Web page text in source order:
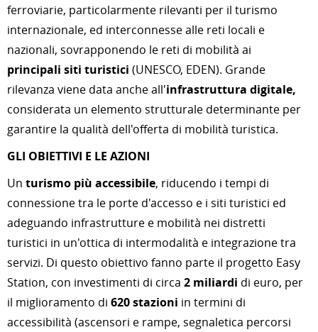
ferroviarie, particolarmente rilevanti per il turismo
internazionale, ed interconnesse alle reti locali e
nazionali, sovrapponendo le reti di mobilità ai
principali siti turistici (UNESCO, EDEN). Grande
rilevanza viene data anche all'infrastruttura digitale,
considerata un elemento strutturale determinante per
garantire la qualità dell'offerta di mobilità turistica.
GLI OBIETTIVI E LE AZIONI
Un turismo più accessibile, riducendo i tempi di
connessione tra le porte d'accesso e i siti turistici ed
adeguando infrastrutture e mobilità nei distretti
turistici in un'ottica di intermodalità e integrazione tra
servizi. Di questo obiettivo fanno parte il progetto Easy
Station, con investimenti di circa 2 miliardi di euro, per
il miglioramento di 620 stazioni in termini di
accessibilità (ascensori e rampe, segnaletica percorsi